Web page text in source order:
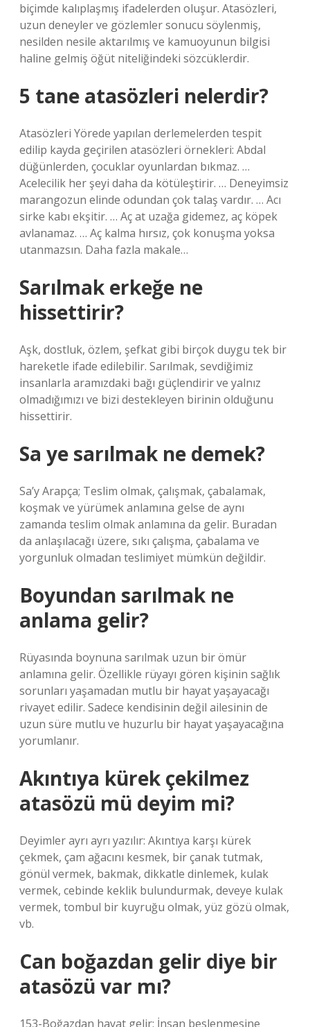
biçimde kalıplaşmış ifadelerden oluşur. Atasözleri,
uzun deneyler ve gözlemler sonucu söylenmiş,
nesilden nesile aktarılmış ve kamuoyunun bilgisi
haline gelmiş öğüt niteliğindeki sözcüklerdir.
5 tane atasözleri nelerdir?
Atasözleri Yörede yapılan derlemelerden tespit
edilip kayda geçirilen atasözleri örnekleri: Abdal
düğünlerden, çocuklar oyunlardan bıkmaz. …
Acelecilik her şeyi daha da kötüleştirir. … Deneyimsiz
marangozun elinde odundan çok talaş vardır. … Acı
sirke kabı ekşitir. … Aç at uzağa gidemez, aç köpek
avlanamaz. … Aç kalma hırsız, çok konuşma yoksa
utanmazsın. Daha fazla makale…
Sarılmak erkeğe ne
hissettirir?
Aşk, dostluk, özlem, şefkat gibi birçok duygu tek bir
hareketle ifade edilebilir. Sarılmak, sevdiğimiz
insanlarla aramızdaki bağı güçlendirir ve yalnız
olmadığımızı ve bizi destekleyen birinin olduğunu
hissettirir.
Sa ye sarılmak ne demek?
Sa’y Arapça; Teslim olmak, çalışmak, çabalamak,
koşmak ve yürümek anlamına gelse de aynı
zamanda teslim olmak anlamına da gelir. Buradan
da anlaşılacağı üzere, sıkı çalışma, çabalama ve
yorgunluk olmadan teslimiyet mümkün değildir.
Boyundan sarılmak ne
anlama gelir?
Rüyasında boynuna sarılmak uzun bir ömür
anlamına gelir. Özellikle rüyayı gören kişinin sağlık
sorunları yaşamadan mutlu bir hayat yaşayacağı
rivayet edilir. Sadece kendisinin değil ailesinin de
uzun süre mutlu ve huzurlu bir hayat yaşayacağına
yorumlanır.
Akıntıya kürek çekilmez
atasözü mü deyim mi?
Deyimler ayrı ayrı yazılır: Akıntıya karşı kürek
çekmek, çam ağacını kesmek, bir çanak tutmak,
gönül vermek, bakmak, dikkatle dinlemek, kulak
vermek, cebinde keklik bulundurmak, deveye kulak
vermek, tombul bir kuyruğu olmak, yüz gözü olmak,
vb.
Can boğazdan gelir diye bir
atasözü var mı?
153-Boğazdan hayat gelir: İnsan beslenmesine